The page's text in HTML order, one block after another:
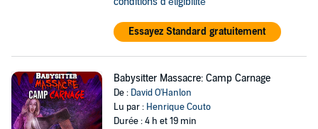
Essayez Standard gratuitement
Babysitter Massacre: Camp Carnage
De : David O'Hanlon
Lu par : Henrique Couto
Durée : 4 h et 19 min